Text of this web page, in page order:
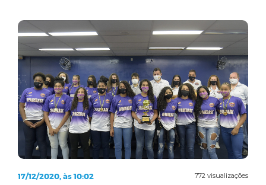
772 visualizações
17/12/2020, às 10:02